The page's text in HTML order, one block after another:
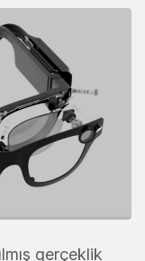
gerçeklik